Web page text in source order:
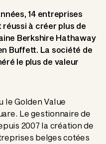
14 entreprises
à créer plus de
Berkshire Hathaway
Buffett. La société de
le plus de valeur
le Golden Value
Le gestionnaire de
2007 la création de
belges cotées